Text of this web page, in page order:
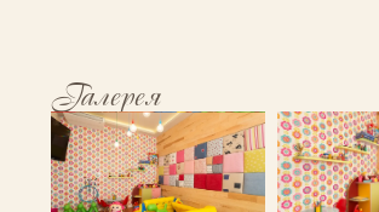
Галерея